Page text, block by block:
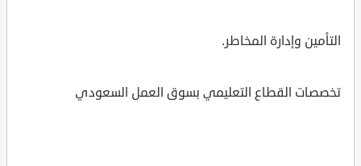
التأمين وإدارة المخاطر.
تخصصات القطاع التعليمي بسوق العمل السعودي